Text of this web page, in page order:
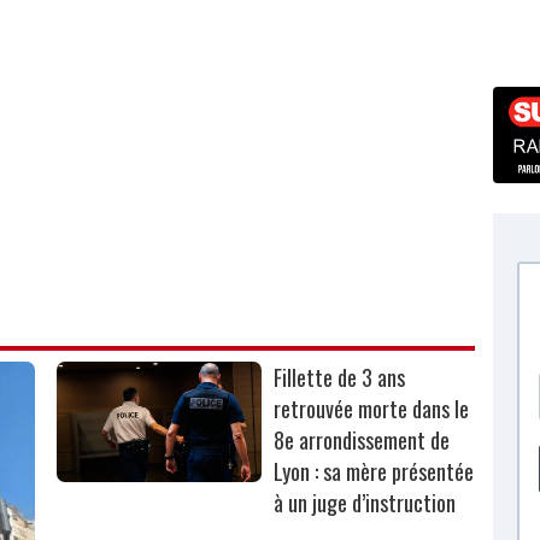
Fillette de 3 ans
retrouvée morte dans le
8e arrondissement de
Lyon : sa mère présentée
à un juge d’instruction